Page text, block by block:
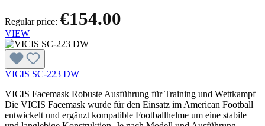
Regular price: €154.00
VIEW
VICIS SC-223 DW
VICIS Facemask Robuste Ausführung für Training und Wettkampf
Die VICIS Facemask wurde für den Einsatz im American Football
entwickelt und ergänzt kompatible Footballhelme um eine stabile